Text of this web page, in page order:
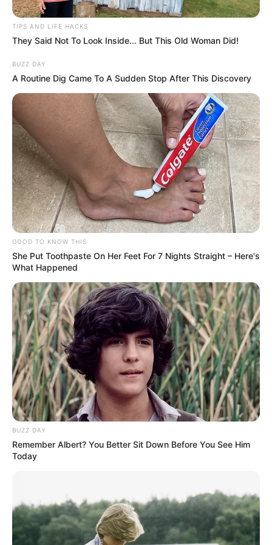
TIPS AND LIFE HACKS
They Said Not To Look Inside... But This Old Woman Did!
BUZZ DAY
A Routine Dig Came To A Sudden Stop After This Discovery
GOOD TO KNOW THIS
She Put Toothpaste On Her Feet For 7 Nights Straight – Here's
What Happened
BUZZ DAY
Remember Albert? You Better Sit Down Before You See Him
Today